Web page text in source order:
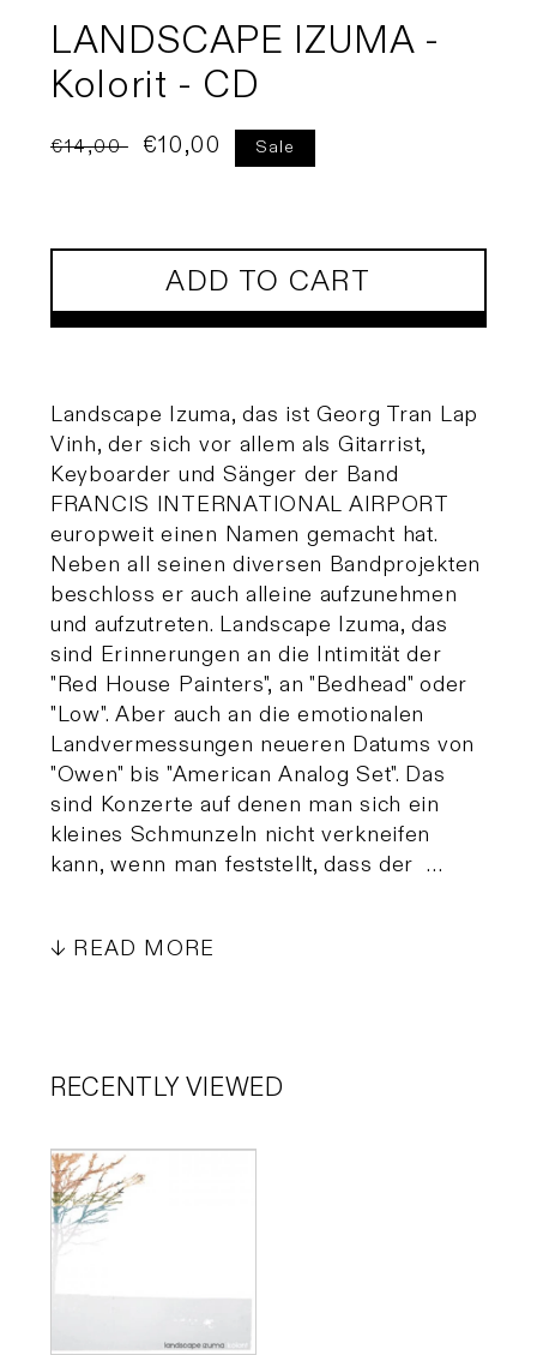
LANDSCAPE IZUMA -
Kolorit - CD
Regular
€14,00
Sale
€10,00 Sale
ADD TO CART
Landscape Izuma, das ist Georg Tran Lap
Vinh, der sich vor allem als Gitarrist,
Keyboarder und Sänger der Band
FRANCIS INTERNATIONAL AIRPORT
europweit einen Namen gemacht hat.
Neben all seinen diversen Bandprojekten
beschloss er auch alleine aufzunehmen
und aufzutreten. Landscape Izuma, das
sind Erinnerungen an die Intimität der
"Red House Painters", an "Bedhead" oder
"Low". Aber auch an die emotionalen
Landvermessungen neueren Datums von
"Owen" bis "American Analog Set". Das
sind Konzerte auf denen man sich ein
kleines Schmunzeln nicht verkneifen
kann, wenn man feststellt, dass der …
READ MORE
RECENTLY VIEWED